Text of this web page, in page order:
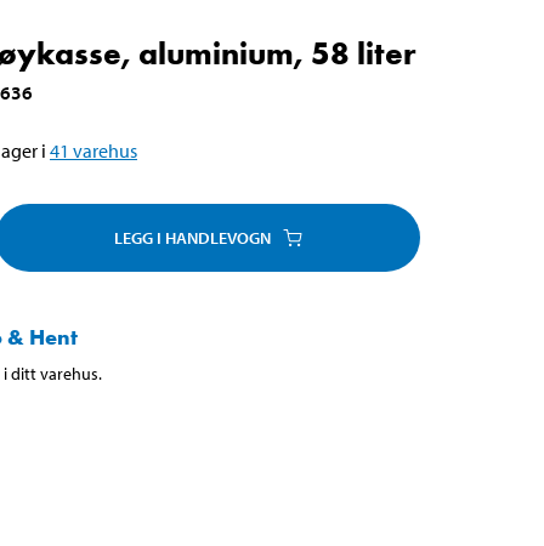
aluminium, 58 liter
i 41 varehus
LEGG I HANDLEVOGN
& Hent
i ditt varehus.